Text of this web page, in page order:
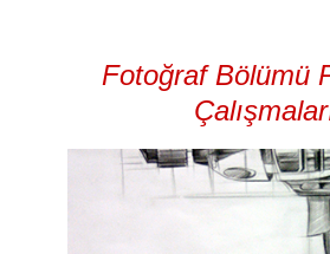
Fotoğraf Bölümü